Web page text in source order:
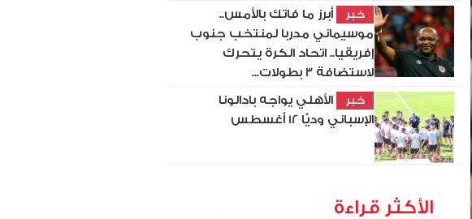
خبر
أبرز ما فاتك بالأمس..
موسيماني مدربا لمنتخب جنوب
إفريقيا.. اتحاد الكرة يتحرك
لاستضافة 3 بطولات...
خبر
الأهلي يواجه بادالونا
الإسباني وديًّا 12 أغسطس
الأكثر قراءة